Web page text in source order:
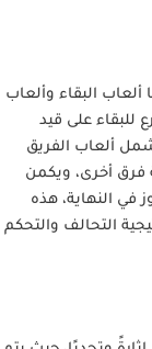
البقاء وألعاب
للبقاء على قيد
بينما تشمل ألعاب الفريق
فرق أخرى، ويكمن
في النهاية، هذه
التحالف والتحكم